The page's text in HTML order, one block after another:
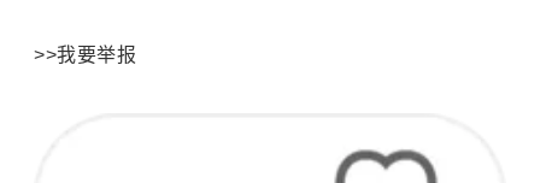
>>我要举报